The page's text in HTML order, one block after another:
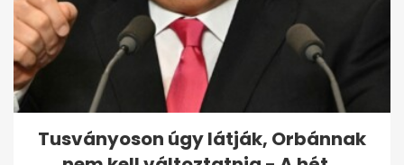
Tusványoson úgy látják, Orbánnak